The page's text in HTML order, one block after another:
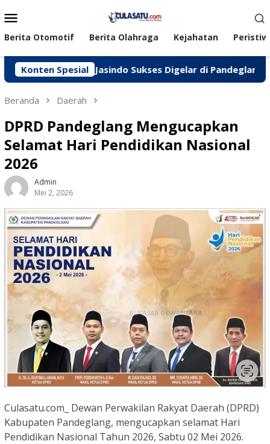
ke
kontenMobile
Berita Otomotif Berita Olahraga Kejahatan
Konten Spesial
Peken Jasindo Sukses Digelar di Pandeglang
Beranda Daerah
DPRD Pandeglang Mengucapkan
Selamat Hari Pendidikan Nasional
2026
Admin
Mei 2, 2026
Culasatu.com_ Dewan Perwakilan Rakyat Daerah (DPRD)
Kabupaten Pandeglang, mengucapkan selamat Hari
Pendidikan Nasional Tahun 2026, Sabtu 02 Mei 2026.